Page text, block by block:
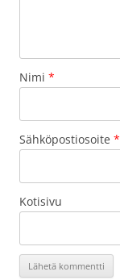
Nimi *
Sähköpostiosoite *
Kotisivu